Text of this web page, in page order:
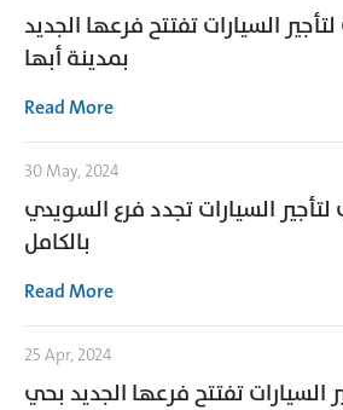
السيارات تفتتح فرعها الجديد
بمدينة أبها
Read More
30 May, 2024
لتأجير السيارات تجدد فرع السويدي
بالكامل
Read More
25 Apr, 2024
السيارات تفتتح فرعها الجديد بحي